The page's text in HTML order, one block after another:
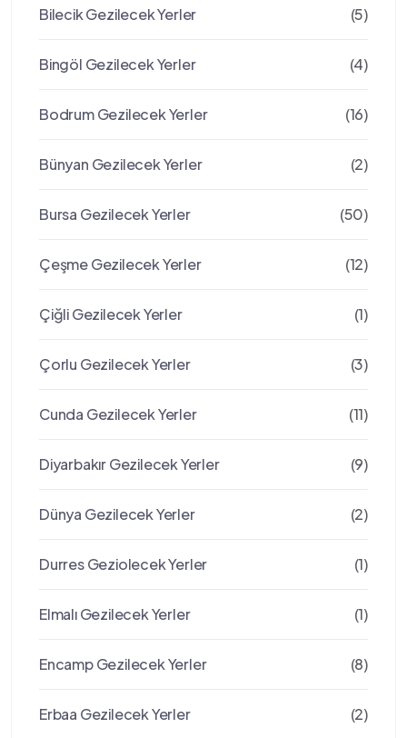
Bilecik Gezilecek Yerler (5)
Bingöl Gezilecek Yerler (4)
Bodrum Gezilecek Yerler (16)
Bünyan Gezilecek Yerler (2)
Bursa Gezilecek Yerler (50)
Çeşme Gezilecek Yerler (12)
Çiğli Gezilecek Yerler (1)
Çorlu Gezilecek Yerler (3)
Cunda Gezilecek Yerler (11)
Diyarbakır Gezilecek Yerler (9)
Dünya Gezilecek Yerler (2)
Durres Geziolecek Yerler (1)
Elmalı Gezilecek Yerler (1)
Encamp Gezilecek Yerler (8)
Erbaa Gezilecek Yerler (2)